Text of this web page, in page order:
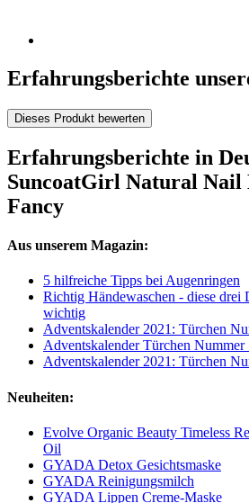
Erfahrungsberichte
Dieses Produkt bewerten
Erfahrungsberichte in
SuncoatGirl Natural
Fancy
Aus unserem Magazin:
5 hilfreiche Tipps bei Augenringen
Richtig Händewaschen - diese drei
wichtig
Adventskalender 2021: Türchen
Adventskalender Türchen Nummer
Adventskalender 2021: Türchen
Neuheiten:
Evolve Organic Beauty Timeless
Oil
GYADA Detox Gesichtsmaske
GYADA Reinigungsmilch
GYADA Lippen Creme-Maske